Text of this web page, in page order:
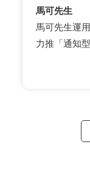
馬可先生
馬可先生運
力推「通知